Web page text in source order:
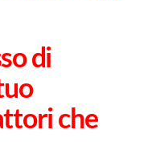
di
che